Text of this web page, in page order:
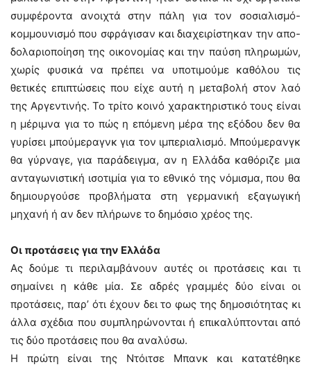
συμφέροντα ανοιχτά στην πάλη για τον σοσιαλισμό-
κομμουνισμό που σφράγισαν και διαχειρίστηκαν την απο-
δολαριοποίηση της οικονομίας και την παύση πληρωμών,
χωρίς φυσικά να πρέπει να υποτιμούμε καθόλου τις
θετικές επιπτώσεις που είχε αυτή η μεταβολή στον λαό
της Αργεντινής. Το τρίτο κοινό χαρακτηριστικό τους είναι
η μέριμνα για το πώς η επόμενη μέρα της εξόδου δεν θα
γυρίσει μπούμεραγνκ για τον ιμπεριαλισμό. Μπούμερανγκ
θα γύρναγε, για παράδειγμα, αν η Ελλάδα καθόριζε μια
ανταγωνιστική ισοτιμία για το εθνικό της νόμισμα, που θα
δημιουργούσε προβλήματα στη γερμανική εξαγωγική
μηχανή ή αν δεν πλήρωνε το δημόσιο χρέος της.
Οι προτάσεις για την Ελλάδα
Ας δούμε τι περιλαμβάνουν αυτές οι προτάσεις και τι
σημαίνει η κάθε μία. Σε αδρές γραμμές δύο είναι οι
προτάσεις, παρ’ ότι έχουν δει το φως της δημοσιότητας κι
άλλα σχέδια που συμπληρώνονται ή επικαλύπτονται από
τις δύο προτάσεις που θα αναλύσω.
Η πρώτη είναι της Ντόιτσε Μπανκ και κατατέθηκε